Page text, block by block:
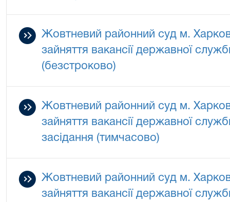
Жовтневий районний суд м.
зайняття вакансії державної
(безстроково)
Жовтневий районний суд м.
зайняття вакансії державної
засідання (тимчасово)
Жовтневий районний суд м.
зайняття вакансії державної